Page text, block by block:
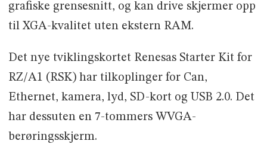
grafiske grensesnitt, og kan drive skjermer opp
til XGA-kvalitet uten ekstern RAM.
Det nye tviklingskortet Renesas Starter Kit for
RZ/A1 (RSK) har tilkoplinger for Can,
Ethernet, kamera, lyd, SD-kort og USB 2.0. Det
har dessuten en 7-tommers WVGA-
berøringsskjerm.